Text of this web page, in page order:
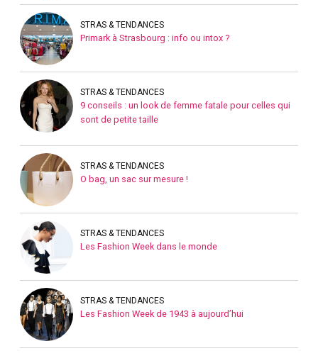
STRAS & TENDANCES
Primark à Strasbourg : info ou intox ?
STRAS & TENDANCES
9 conseils : un look de femme fatale pour celles qui
sont de petite taille
STRAS & TENDANCES
O bag, un sac sur mesure !
STRAS & TENDANCES
Les Fashion Week dans le monde
STRAS & TENDANCES
Les Fashion Week de 1943 à aujourd’hui